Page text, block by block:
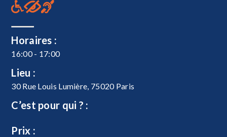
Horaires :
16:00 - 17:00
Lieu :
30 Rue Louis Lumière, 75020 Paris
C’est pour qui ? :
Prix :